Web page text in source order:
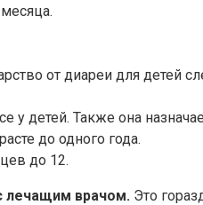
от диареи для детей
детей. Также она
до одного года.
до 12.
лечащим врачом. Это